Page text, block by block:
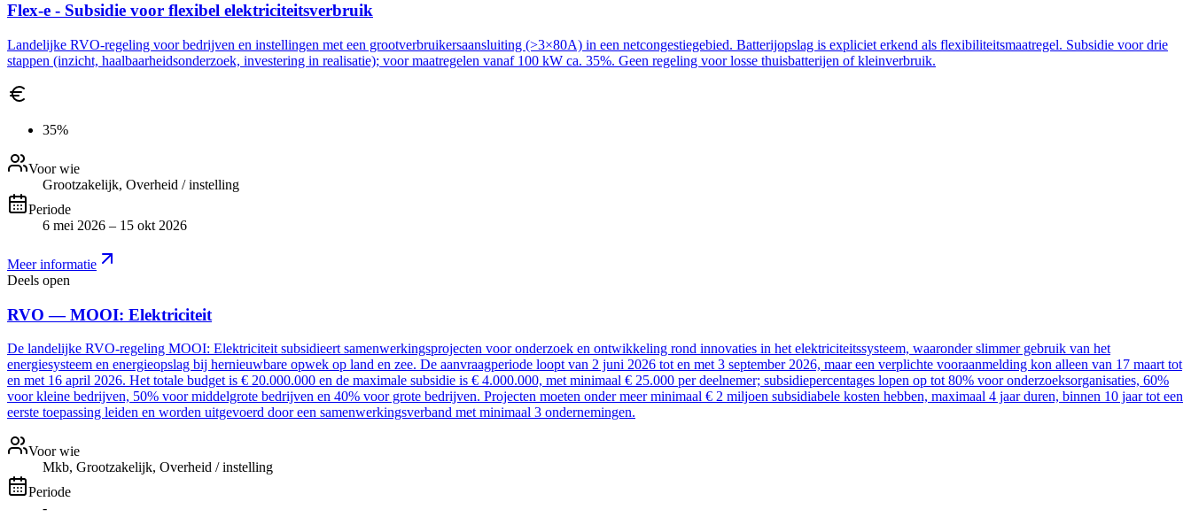
Flex-e - Subsidie voor flexibel elektriciteitsverbruik
Landelijke RVO-regeling voor bedrijven en instellingen met een grootverbruikersaansluiting (>3×80A) in een netcongestiegebied. Batterijopslag is expliciet erkend als flexibiliteitsmaatregel. Subsidie voor drie
stappen (inzicht, haalbaarheidsonderzoek, investering in realisatie); voor maatregelen vanaf 100 kW ca. 35%. Geen regeling voor losse thuisbatterijen of kleinverbruik.
35%
Voor wie
Grootzakelijk, Overheid / instelling
Periode
6 mei 2026 – 15 okt 2026
Meer informatie
Deels open
RVO — MOOI: Elektriciteit
De landelijke RVO-regeling MOOI: Elektriciteit subsidieert samenwerkingsprojecten voor onderzoek en ontwikkeling rond innovaties in het elektriciteitssysteem, waaronder slimmer gebruik van het
energiesysteem en energieopslag bij hernieuwbare opwek op land en zee. De aanvraagperiode loopt van 2 juni 2026 tot en met 3 september 2026, maar een verplichte vooraanmelding kon alleen van 17 maart tot
en met 16 april 2026. Het totale budget is € 20.000.000 en de maximale subsidie is € 4.000.000, met minimaal € 25.000 per deelnemer; subsidiepercentages lopen op tot 80% voor onderzoeksorganisaties, 60%
voor kleine bedrijven, 50% voor middelgrote bedrijven en 40% voor grote bedrijven. Projecten moeten onder meer minimaal € 2 miljoen subsidiabele kosten hebben, maximaal 4 jaar duren, binnen 10 jaar tot een
eerste toepassing leiden en worden uitgevoerd door een samenwerkingsverband met minimaal 3 ondernemingen.
Voor wie
Mkb, Grootzakelijk, Overheid / instelling
Periode
-